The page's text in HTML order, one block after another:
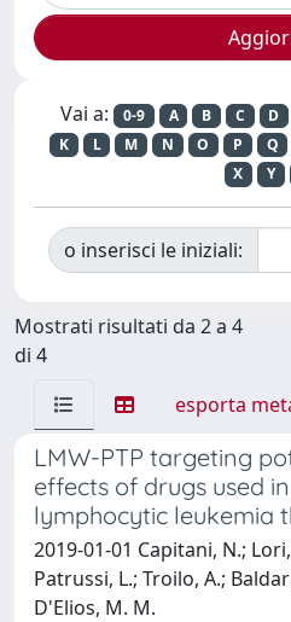
Vai a: 0-9 A B C D
K
L M N O P Q
X
Y
o inserisci le iniziali:
Mostrati risultati da 2 a 4
di 4
esporta
LMW-PTP targeting
effects of drugs used
lymphocytic leukemia
2019-01-01 Capitani, N.;
Patrussi, L.; Troilo, A.;
D'Elios, M. M.